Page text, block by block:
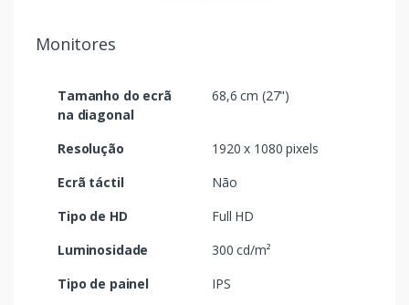
Monitores
Tamanho do ecrã
na diagonal
68,6 cm (27")
Resolução
1920 x 1080 pixels
Ecrã táctil
Não
Tipo de HD
Full HD
Luminosidade
300 cd/m²
Tipo de painel
IPS